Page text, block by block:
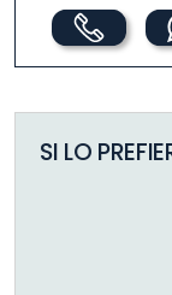
SI LO